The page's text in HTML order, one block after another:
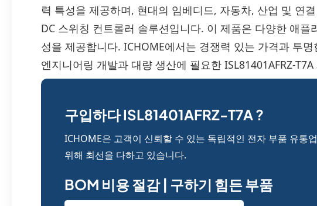
력 특성을 제공하며, 현대의 임베디드, 자동차, 산업 및 연
DC 스위칭 컨트롤러 솔루션입니다. 이 제품은 다양한 애플
성을 제공합니다. ICHOME에서는 경쟁력 있는 가격과 투
엔지니어링 개발과 대량 생산에 필요한 ISL81401AFRZ-
구입하다 ISL81401AFRZ-T7A ?
ICHOME은 고객이 신뢰할 수 있는 독립적인 전자 부품 유통
위해 최선을 다하고 있습니다.
BOM 비용 절감 | 구하기 힘든 부품